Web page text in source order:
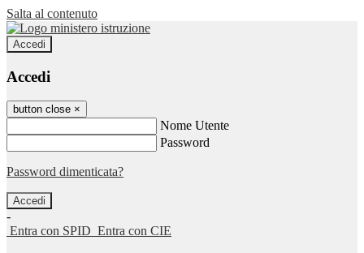
Salta al contenuto
Accedi
Accedi
button close ×
Nome Utente
Password
Password dimenticata?
-
Entra con SPID Entra con CIE